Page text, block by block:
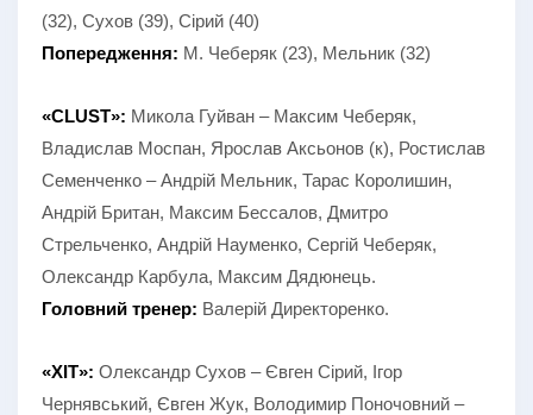
(32), Сухов (39), Сірий (40)
Попередження: М. Чеберяк (23), Мельник (32)
«CLUST»: Микола Гуйван – Максим Чеберяк,
Владислав Моспан, Ярослав Аксьонов (к), Ростислав
Семенченко – Андрій Мельник, Тарас Королишин,
Андрій Британ, Максим Бессалов, Дмитро
Стрельченко, Андрій Науменко, Сергій Чеберяк,
Олександр Карбула, Максим Дядюнець.
Головний тренер: Валерій Директоренко.
«ХІТ»: Олександр Сухов – Євген Сірий, Ігор
Чернявський, Євген Жук, Володимир Поночовний –